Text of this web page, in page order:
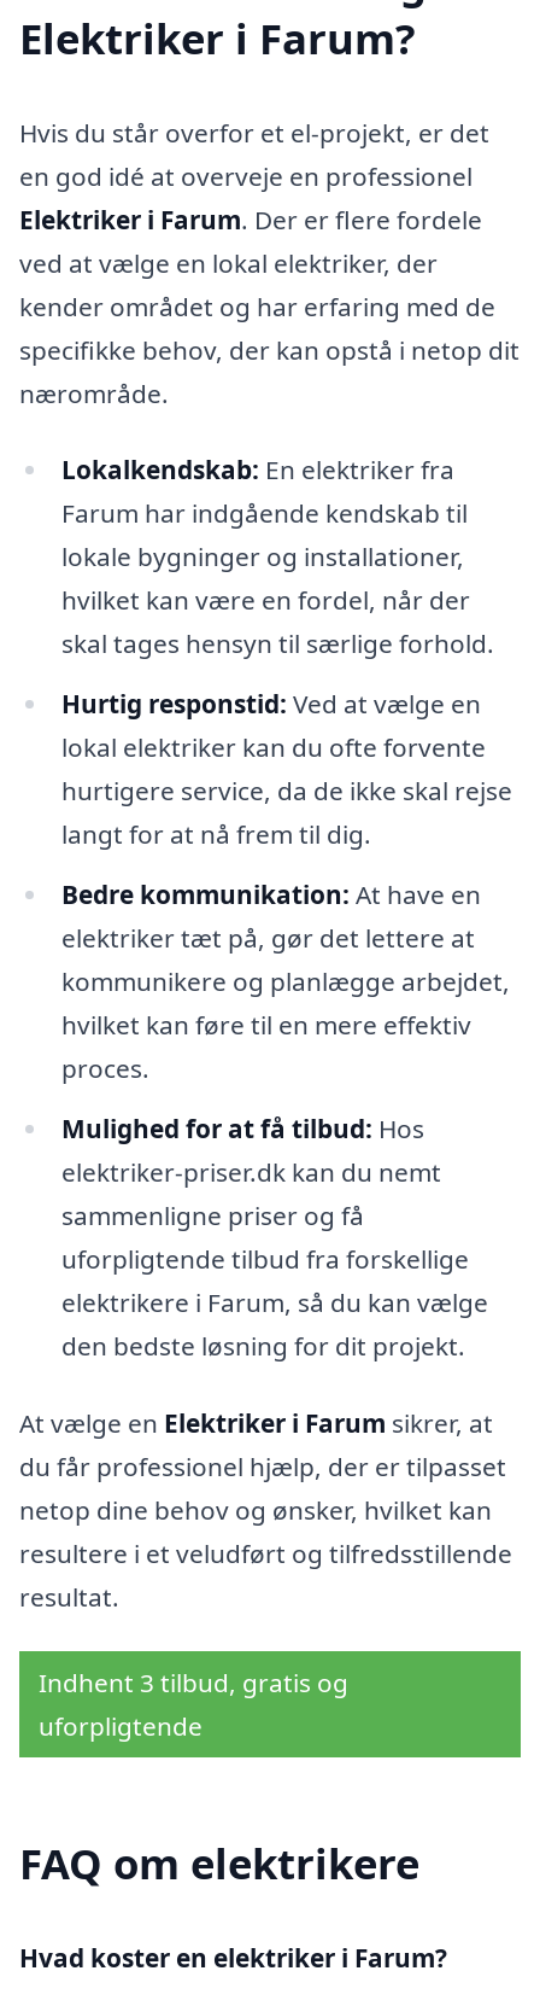
Elektriker i Farum?
Hvis du står overfor et el-projekt, er det
en god idé at overveje en professionel
Elektriker i Farum. Der er flere fordele
ved at vælge en lokal elektriker, der
kender området og har erfaring med de
specifikke behov, der kan opstå i netop dit
nærområde.
Lokalkendskab: En elektriker fra
Farum har indgående kendskab til
lokale bygninger og installationer,
hvilket kan være en fordel, når der
skal tages hensyn til særlige forhold.
Hurtig responstid: Ved at vælge en
lokal elektriker kan du ofte forvente
hurtigere service, da de ikke skal rejse
langt for at nå frem til dig.
Bedre kommunikation: At have en
elektriker tæt på, gør det lettere at
kommunikere og planlægge arbejdet,
hvilket kan føre til en mere effektiv
proces.
Mulighed for at få tilbud: Hos
elektriker-priser.dk kan du nemt
sammenligne priser og få
uforpligtende tilbud fra forskellige
elektrikere i Farum, så du kan vælge
den bedste løsning for dit projekt.
At vælge en Elektriker i Farum sikrer, at
du får professionel hjælp, der er tilpasset
netop dine behov og ønsker, hvilket kan
resultere i et veludført og tilfredsstillende
resultat.
Indhent 3 tilbud, gratis og
uforpligtende
FAQ om elektrikere
Hvad koster en elektriker i Farum?